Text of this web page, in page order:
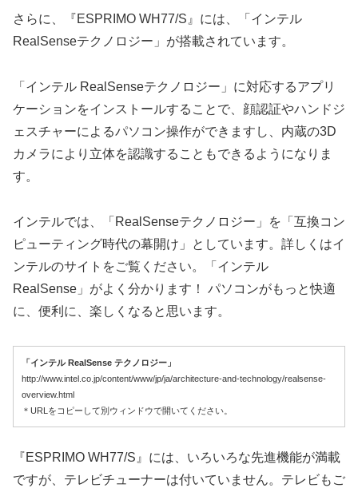
さらに、『ESPRIMO WH77/S』には、「インテル
RealSenseテクノロジー」が搭載されています。
「インテル RealSenseテクノロジー」に対応するアプリ
ケーションをインストールすることで、顔認証やハンドジ
ェスチャーによるパソコン操作ができますし、内蔵の3D
カメラにより立体を認識することもできるようになりま
す。
インテルでは、「RealSenseテクノロジー」を「互換コン
ピューティング時代の幕開け」としています。詳しくはイ
ンテルのサイトをご覧ください。「インテル
RealSense」がよく分かります！ パソコンがもっと快適
に、便利に、楽しくなると思います。
「インテル RealSense テクノロジー」
http://www.intel.co.jp/content/www/jp/ja/architecture-and-technology/realsense-
overview.html
＊URLをコピーして別ウィンドウで開いてください。
『ESPRIMO WH77/S』には、いろいろな先進機能が満載
ですが、テレビチューナーは付いていません。テレビもご